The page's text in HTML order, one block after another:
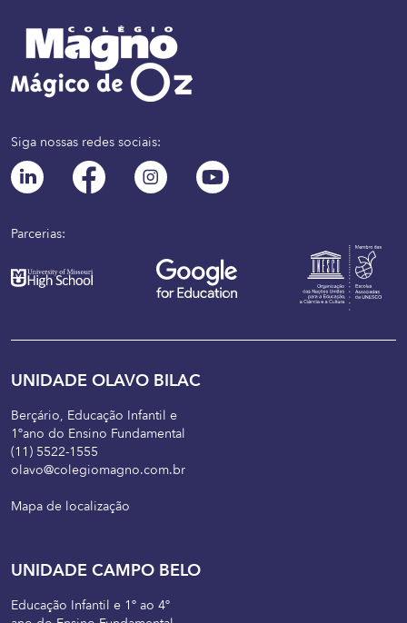
UNIDADE OLAVO BILAC
Berçário, Educação Infantil e
1ºano do Ensino Fundamental
(11) 5522-1555
olavo@colegiomagno.com.br
Mapa de localização
UNIDADE CAMPO BELO
Educação Infantil e 1º ao 4º
Siga nossas redes sociais:
Parcerias: